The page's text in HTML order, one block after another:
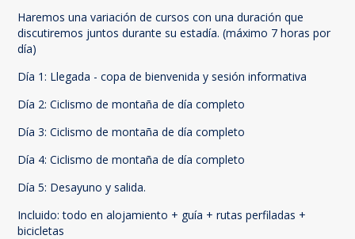
Haremos una variación de cursos con una duración que
discutiremos juntos durante su estadía. (máximo 7 horas por
día)
Día 1: Llegada - copa de bienvenida y sesión informativa
Día 2: Ciclismo de montaña de día completo
Día 3: Ciclismo de montaña de día completo
Día 4: Ciclismo de montaña de día completo
Día 5: Desayuno y salida.
Incluido: todo en alojamiento + guía + rutas perfiladas +
bicicletas